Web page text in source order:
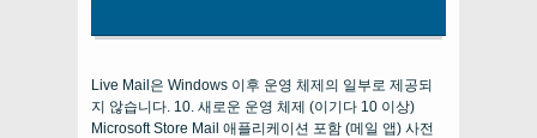
Live Mail은 Windows 이후 운영 체제의 일부로 제공되
지 않습니다. 10. 새로운 운영 체제 (이기다 10 이상)
Microsoft Store Mail 애플리케이션 포함 (메일 앱) 사전